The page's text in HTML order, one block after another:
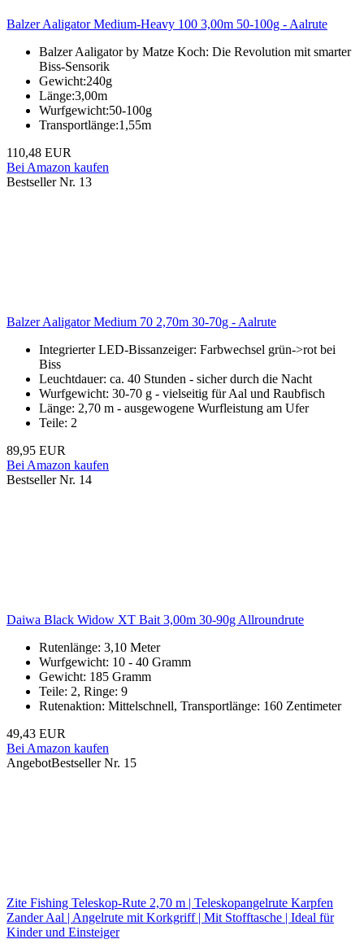
Balzer Aaligator Medium-Heavy 100 3,00m 50-100g - Aalrute
Balzer Aaligator by Matze Koch: Die Revolution mit smarter
Biss-Sensorik
Gewicht:240g
Länge:3,00m
Wurfgewicht:50-100g
Transportlänge:1,55m
110,48 EUR
Bei Amazon kaufen
Bestseller Nr. 13
Balzer Aaligator Medium 70 2,70m 30-70g - Aalrute
Integrierter LED-Bissanzeiger: Farbwechsel grün->rot bei
Biss
Leuchtdauer: ca. 40 Stunden - sicher durch die Nacht
Wurfgewicht: 30-70 g - vielseitig für Aal und Raubfisch
Länge: 2,70 m - ausgewogene Wurfleistung am Ufer
Teile: 2
89,95 EUR
Bei Amazon kaufen
Bestseller Nr. 14
Daiwa Black Widow XT Bait 3,00m 30-90g Allroundrute
Rutenlänge: 3,10 Meter
Wurfgewicht: 10 - 40 Gramm
Gewicht: 185 Gramm
Teile: 2, Ringe: 9
Rutenaktion: Mittelschnell, Transportlänge: 160 Zentimeter
49,43 EUR
Bei Amazon kaufen
AngebotBestseller Nr. 15
Zite Fishing Teleskop-Rute 2,70 m | Teleskopangelrute Karpfen
Zander Aal | Angelrute mit Korkgriff | Mit Stofftasche | Ideal für
Kinder und Einsteiger